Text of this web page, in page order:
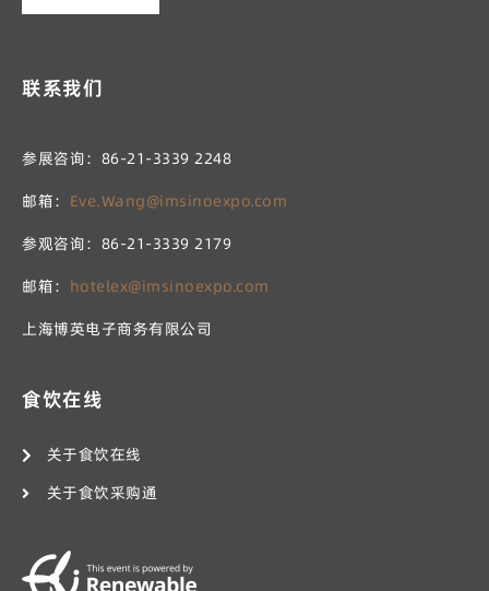
联系我们
参展咨询：86-21-3339 2248
邮箱： Eve.Wang@imsinoexpo.com
参观咨询：86-21-3339 2179
邮箱： hotelex@imsinoexpo.com
上海博英电子商务有限公司
食饮在线
关于食饮在线
关于食饮采购通